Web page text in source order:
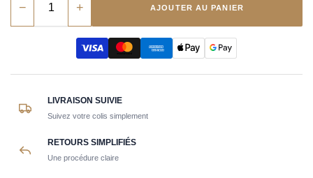
− + AJOUTER AU PANIER
LIVRAISON SUIVIE
Suivez votre colis simplement
RETOURS SIMPLIFIÉS
Une procédure claire